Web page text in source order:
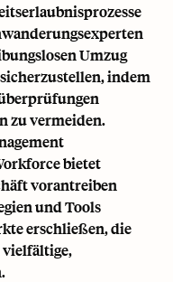
Umzug
indem
zu vermeiden.
bietet
vorantreiben
und Tools
erschließen, die
vielfältige,